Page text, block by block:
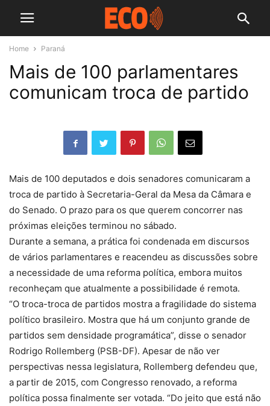
Home Paraná
Mais de 100 parlamentares
comunicam troca de partido
Mais de 100 deputados e dois senadores comunicaram a
troca de partido à Secretaria-Geral da Mesa da Câmara e
do Senado. O prazo para os que querem concorrer nas
próximas eleições terminou no sábado.
Durante a semana, a prática foi condenada em discursos
de vários parlamentares e reacendeu as discussões sobre
a necessidade de uma reforma política, embora muitos
reconheçam que atualmente a possibilidade é remota.
“O troca-troca de partidos mostra a fragilidade do sistema
político brasileiro. Mostra que há um conjunto grande de
partidos sem densidade programática”, disse o senador
Rodrigo Rollemberg (PSB-DF). Apesar de não ver
perspectivas nessa legislatura, Rollemberg defendeu que,
a partir de 2015, com Congresso renovado, a reforma
política possa finalmente ser votada. “Do jeito que está não